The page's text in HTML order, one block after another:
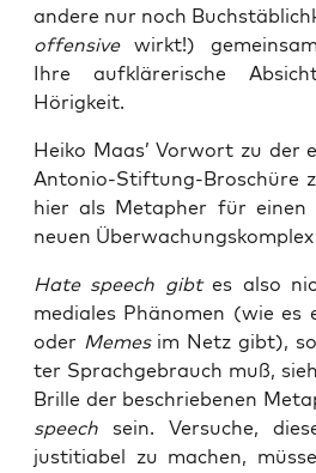
ande­re nur noch
offen­si­vewirkt!)
Ihre auf­klä­re­ri­sche
Hörigkeit.
Hei­ko Maas’ Vor­wort zu der
Anto­nio-Stif­tung-Bro­schü­re
hier als Meta­pher für einen
neu­en
Hate speech gibtes also
media­les Phä­no­men (wie
oder Memesim Netz gibt),
ter Sprach­ge­brauch muß,
Bril­le der beschrie­be­nen
speech sein. Ver­su­che,
jus­ti­tia­bel zu machen,